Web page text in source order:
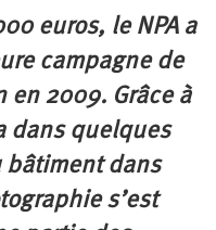
euros, le NPA a
campagne de
2009. Grâce à
dans quelques
bâtiment dans
s’est